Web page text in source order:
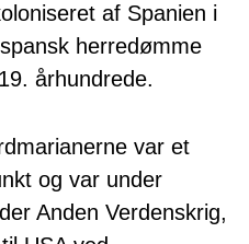
af Spanien i
herredømme
århundrede.
var et
og var under
Anden Verdenskrig,